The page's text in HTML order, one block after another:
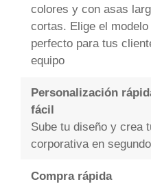
colores y con asas
cortas. Elige el modelo
perfecto para tus
equipo
Personalización
fácil
Sube tu diseño y crea
corporativa en
Compra rápida